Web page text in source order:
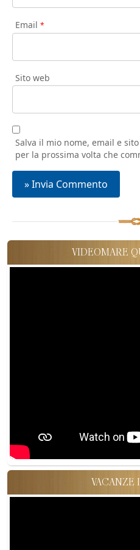
Email *
Sito web
Salva il mio nome, email e
per la prossima volta che
VIDEOMARE
VACANZE